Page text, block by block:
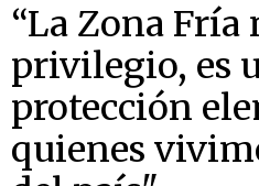
“La Zona Fría
privilegio, es
protección
quienes